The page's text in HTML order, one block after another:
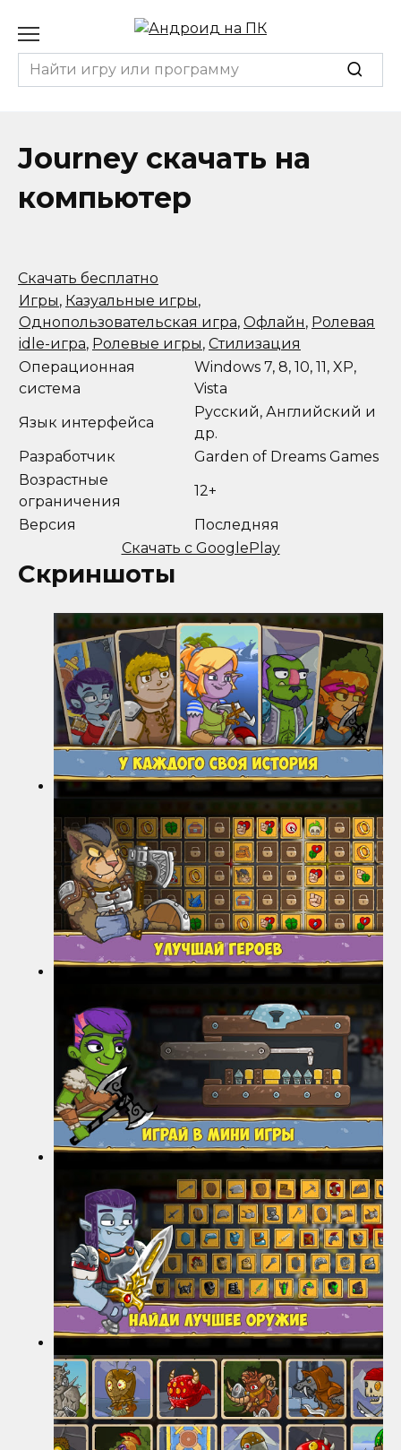
содержанию
Search
for:
Journey скачать на
компьютер
Скачать бесплатно
Игры, Казуальные игры,
Однопользовательская игра, Офлайн, Ролевая
idle-игра, Ролевые игры, Стилизация
Операционная
система
Windows 7, 8, 10, 11, XP,
Vista
Язык интерфейса
Русский, Английский и
др.
Разработчик
Garden of Dreams Games
Возрастные
ограничения
12+
Версия
Последняя
Скачать с GooglePlay
Скриншоты